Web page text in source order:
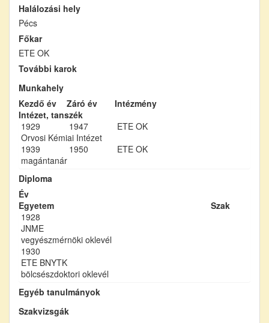
Halálozási hely
Pécs
Főkar
ETE OK
További karok
Munkahely
Kezdő év
Záró év
Intézmény
Intézet, tanszék
1929
1947
ETE OK
Orvosi Kémiai Intézet
1939
1950
ETE OK
magántanár
Diploma
Év
Egyetem
Szak
1928
JNME
vegyészmérnöki oklevél
1930
ETE BNYTK
bölcsészdoktori oklevél
Egyéb tanulmányok
Szakvizsgák